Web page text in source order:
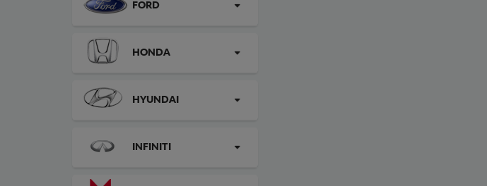
FORD
HONDA
HYUNDAI
INFINITI